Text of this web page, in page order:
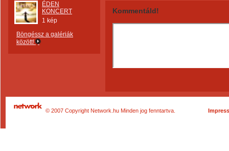
ÉDEN
KONCERT
1 kép
Böngéssz a galériák
között!
Kommentáld!
© 2007 Copyright Network.hu Minden jog fenntartva.